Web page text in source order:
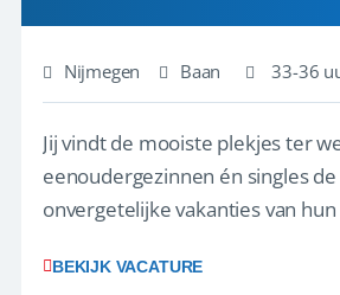
Nijmegen Baan 33-36
Jij vindt de mooiste plekjes ter
eenoudergezinnen én singles
onvergetelijke vakanties van
net zo goed thuis is in een
BEKIJK VACATURE